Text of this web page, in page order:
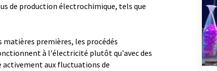
de production électrochimique, tels que
premières, les procédés
à l'électricité plutôt qu'avec des
aux fluctuations de